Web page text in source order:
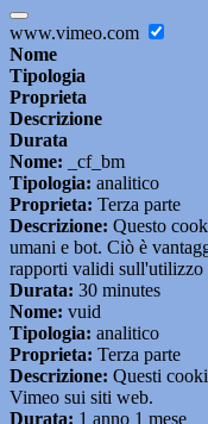
www.vimeo.com
Nome
Tipologia
Proprieta
Descrizione
Durata
Nome: _cf_bm
Tipologia: analitico
Proprieta: Terza parte
Descrizione: Questo
umani e bot. Ciò è
rapporti validi sull'utilizzo
Durata: 30 minutes
Nome: vuid
Tipologia: analitico
Proprieta: Terza parte
Descrizione: Questi
Vimeo sui siti web.
Durata: 1 anno 1 mese